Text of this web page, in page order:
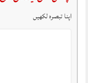
اپنا تبصرہ لکھیں